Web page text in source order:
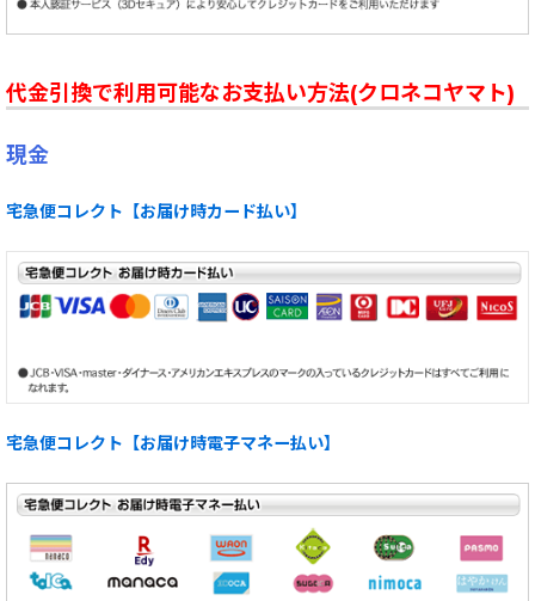
代金引換で利用可能なお支払い方法(クロネコヤマト)
現金
宅急便コレクト【お届け時カード払い】
宅急便コレクト【お届け時電子マネー払い】